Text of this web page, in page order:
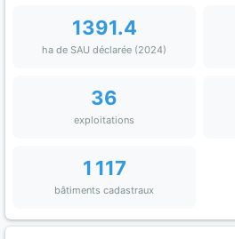
1391.4
ha de SAU déclarée (2024)
36
exploitations
1 117
bâtiments cadastraux